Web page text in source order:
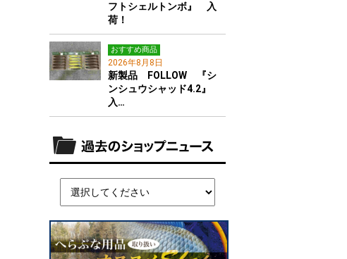
フトシェルトンボ』 入
荷！
おすすめ商品
2026年8月8日
新製品 FOLLOW 『シ
ンシュウシャッド4.2』
入…